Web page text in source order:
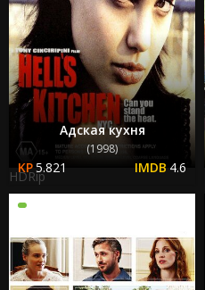
Адская кухня
(1998)
5.821 4.6
HDRip